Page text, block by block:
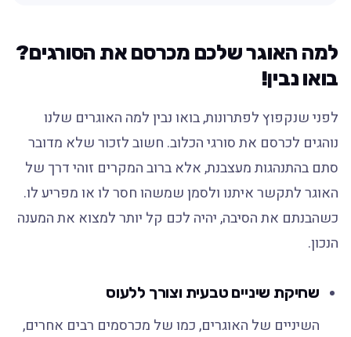
למה האוגר שלכם מכרסם את הסורגים?
בואו נבין!
לפני שנקפוץ לפתרונות, בואו נבין למה האוגרים שלנו
נוהגים לכרסם את סורגי הכלוב. חשוב לזכור שלא מדובר
סתם בהתנהגות מעצבנת, אלא ברוב המקרים זוהי דרך של
האוגר לתקשר איתנו ולסמן שמשהו חסר לו או מפריע לו.
כשהבנתם את הסיבה, יהיה לכם קל יותר למצוא את המענה
הנכון.
שחיקת שיניים טבעית וצורך ללעוס
השיניים של האוגרים, כמו של מכרסמים רבים אחרים,